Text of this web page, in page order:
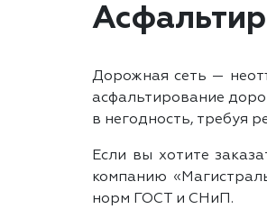
Дорожная сеть —
асфальтирование
в негодность, требуя
Если вы хотите
компанию
норм ГОСТ и СНиП.